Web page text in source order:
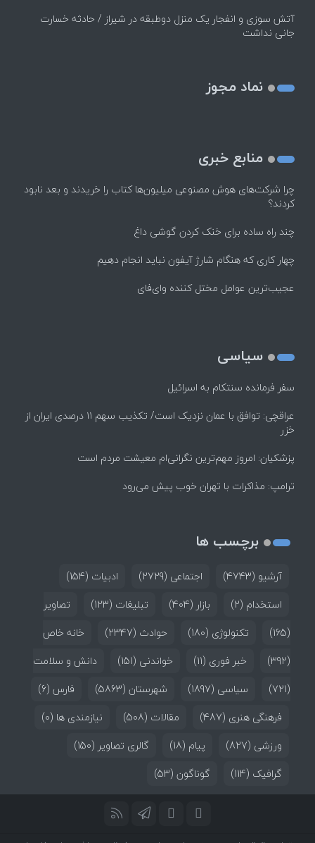
آتش سوزی و انفجار یک منزل دوطبقه در شیراز / حادثه خسارت
جانی نداشت
نماد مجوز
منابع خبری
چرا شرکت‌های هوش مصنوعی میلیون‌ها کتاب را خریدند و بعد نابود
کردند؟
چند راه‌ ساده برای خنک کردن گوشی داغ
چهار کاری که هنگام شارژ آیفون نباید انجام دهیم
عجیب‌ترین عوامل مختل کننده وای‌فای
سیاسی
سفر فرمانده سنتکام به اسرائیل
عراقچی: توافق با عمان نزدیک است/ تکذیب سهم ۱۱ درصدی ایران از
خزر
پزشکیان: امروز مهم‌ترین نگرانی‌ام معیشت مردم است
ترامپ: مذاکرات با تهران خوب پیش می‌رود
برچسب ها
آرشیو (4743) اجتماعی (2729) ادبیات (154)
استخدام (2) بازار (404) تبلیغات (123)
تصاویر
(165)
تکنولوژی (180) حوادث (2347)
خانه خاص
(392)
خبر فوری (11) خواندنی (151)
دانش و سلامت
(721)
سیاسی (1897) شهرستان (5863) فارس (6)
فرهنگی هنری (487) مقالات (508) نیازمندی ها (0)
ورزشی (827) پیام (18) گالری تصاویر (150)
گرافیک (114) گوناگون (53)